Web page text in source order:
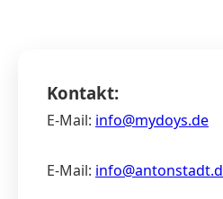
Kontakt:
E-Mail: info@mydoys.de
E-Mail: